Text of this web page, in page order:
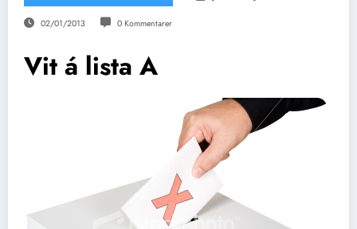
02/01/2013 0 Kommentarer
Vit á lista A